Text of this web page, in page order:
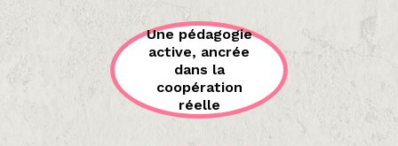
Une pédagogie
active, ancrée
dans la
coopération
réelle